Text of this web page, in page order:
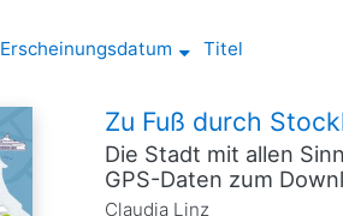
Erscheinungsdatum Titel
Zu Fuß durch
Die Stadt mit allen
GPS-Daten zum
Claudia Linz